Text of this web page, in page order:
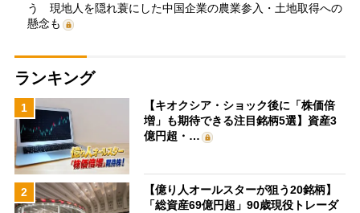
う 現地人を隠れ蓑にした中国企業の農業参入・土地取得への
懸念も
ランキング
1
【キオクシア・ショック後に「株価倍
増」も期待できる注目銘柄5選】資産3
億円超・…
2
【億り人オールスターが狙う20銘柄】
「総資産69億円超」90歳現役トレーダ